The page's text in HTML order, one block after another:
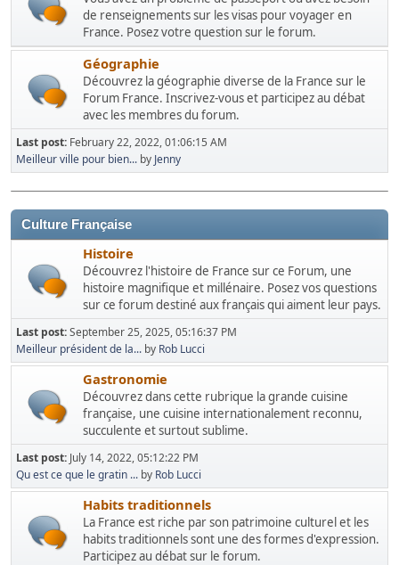
de renseignements sur les visas pour voyager en
France. Posez votre question sur le forum.
Géographie
Découvrez la géographie diverse de la France sur le
Forum France. Inscrivez-vous et participez au débat
avec les membres du forum.
Last post: February 22, 2022, 01:06:15 AM
Meilleur ville pour bien... by Jenny
Culture Française
Histoire
Découvrez l'histoire de France sur ce Forum, une
histoire magnifique et millénaire. Posez vos questions
sur ce forum destiné aux français qui aiment leur pays.
Last post:September 25, 2025, 05:16:37 PM
Meilleur président de la... by Rob Lucci
Gastronomie
Découvrez dans cette rubrique la grande cuisine
française, une cuisine internationalement reconnu,
succulente et surtout sublime.
Last post: July 14, 2022, 05:12:22 PM
Qu est ce que le gratin ... by Rob Lucci
Habits traditionnels
La France est riche par son patrimoine culturel et les
habits traditionnels sont une des formes d'expression.
Participez au débat sur le forum.